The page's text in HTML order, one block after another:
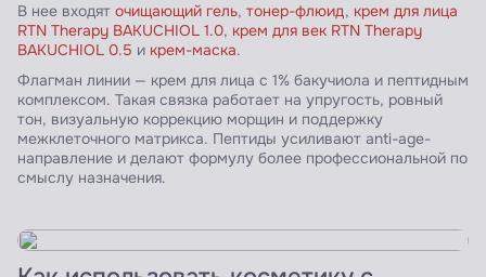
В нее входят очищающий гель, тонер-флюид, крем для лица
RTN Therapy BAKUCHIOL 1.0, крем для век RTN Therapy
BAKUCHIOL 0.5 и крем-маска.
Флагман линии — крем для лица с 1% бакучиола и пептидным
комплексом. Такая связка работает на упругость, ровный
тон, визуальную коррекцию морщин и поддержку
межклеточного матрикса. Пептиды усиливают anti-age-
направление и делают формулу более профессиональной по
смыслу назначения.